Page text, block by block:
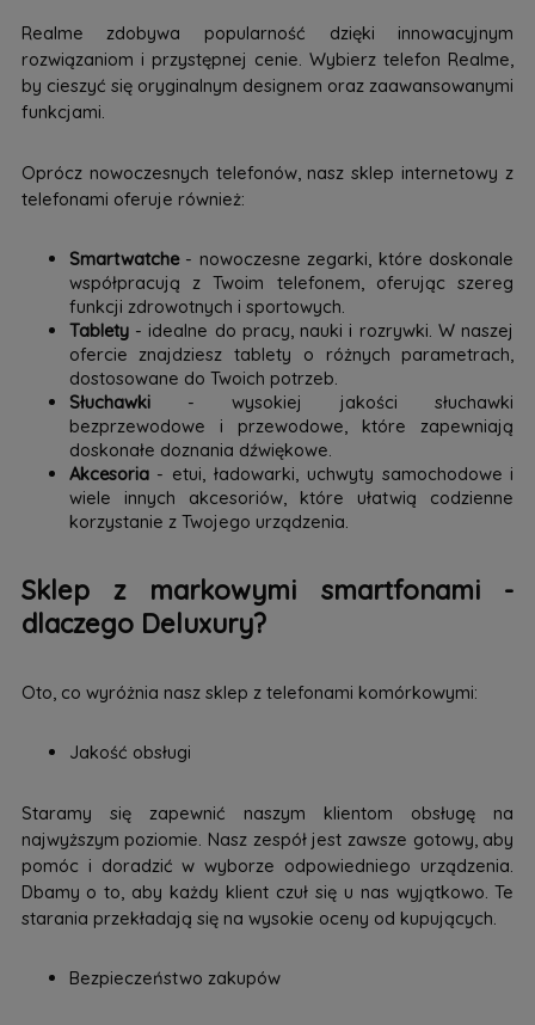
Realme zdobywa popularność dzięki innowacyjnym
rozwiązaniom i przystępnej cenie. Wybierz telefon Realme,
by cieszyć się oryginalnym designem oraz zaawansowanymi
funkcjami.
Oprócz nowoczesnych telefonów, nasz sklep internetowy z
telefonami oferuje również:
Smartwatche- nowoczesne zegarki, które doskonale
współpracują z Twoim telefonem, oferując szereg
funkcji zdrowotnych i sportowych.
Tablety- idealne do pracy, nauki i rozrywki. W naszej
ofercie znajdziesz tablety o różnych parametrach,
dostosowane do Twoich potrzeb.
Słuchawki- wysokiej jakości słuchawki
bezprzewodowe i przewodowe, które zapewniają
doskonałe doznania dźwiękowe.
Akcesoria- etui, ładowarki, uchwyty samochodowe i
wiele innych akcesoriów, które ułatwią codzienne
korzystanie z Twojego urządzenia.
Sklep z markowymi smartfonami -
dlaczego Deluxury?
Oto, co wyróżnia nasz sklep z telefonami komórkowymi:
Jakość obsługi
Staramy się zapewnić naszym klientom obsługę na
najwyższym poziomie. Nasz zespół jest zawsze gotowy, aby
pomóc i doradzić w wyborze odpowiedniego urządzenia.
Dbamy o to, aby każdy klient czuł się u nas wyjątkowo. Te
starania przekładają się na wysokie oceny od kupujących.
Bezpieczeństwo zakupów